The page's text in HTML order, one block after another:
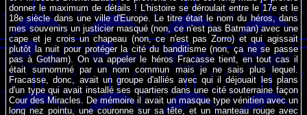
donner le maximum de détails ! L'histoire se déroulait entre le 17e et le
18e siècle dans une ville d'Europe. Le titre était le nom du héros, dans
mes souvenirs un justicier masqué (non, ce n'est pas Batman) avec une
cape et je crois un chapeau (non, ce n'est pas Zorro) et qui agissait
plutôt la nuit pour protéger la cité du banditisme (non, ça ne se passe
pas à Gotham). On va appeler le héros Fracasse tient, en tout cas il
était surnommé par un nom commun mais je ne sais plus lequel.
Fracasse, donc, avait un groupe d'alliés avec qui il déjouait les plans
d'un type qui avait installé ses quartiers dans une cité souterraine façon
Cour des Miracles. De mémoire il avait un masque type vénitien avec un
long nez pointu, une couronne sur sa tête, et un manteau rouge avec